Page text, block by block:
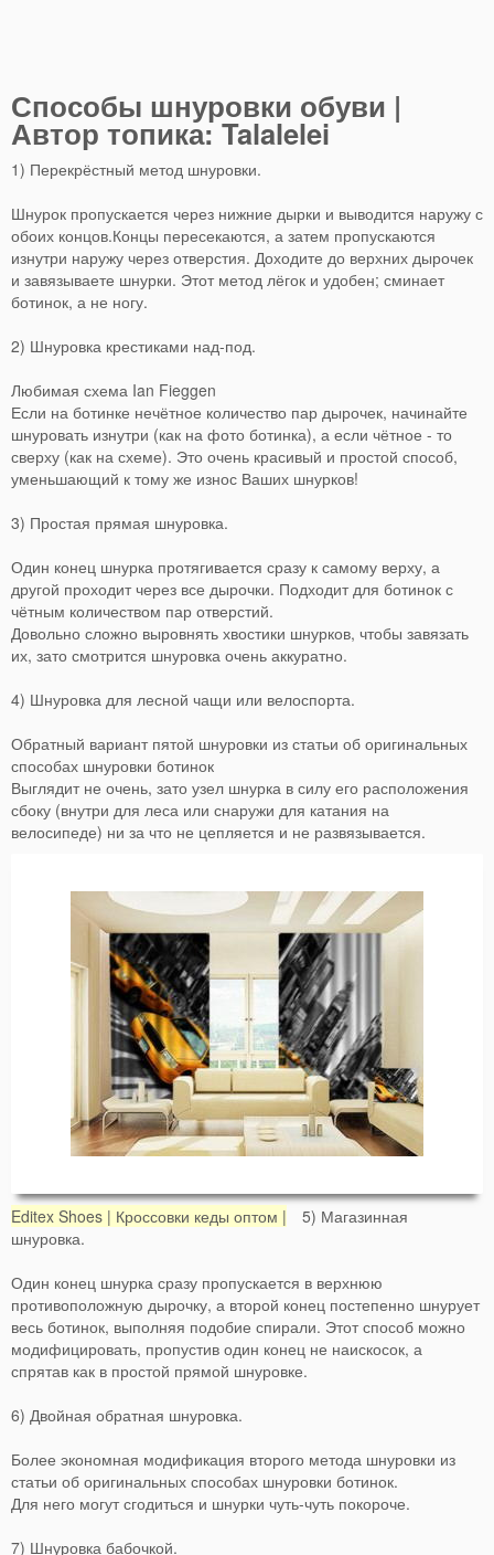
Способы шнуровки обуви |
Автор топика: Talalelei
1) Перекрёстный метод шнуровки.
Шнурок пропускается через нижние дырки и выводится наружу с
обоих концов.Концы пересекаются, а затем пропускаются
изнутри наружу через отверстия. Доходите до верхних дырочек
и завязываете шнурки. Этот метод лёгок и удобен; сминает
ботинок, а не ногу.
2) Шнуровка крестиками над-под.
Любимая схема Ian Fieggen
Если на ботинке нечётное количество пар дырочек, начинайте
шнуровать изнутри (как на фото ботинка), а если чётное - то
сверху (как на схеме). Это очень красивый и простой способ,
уменьшающий к тому же износ Ваших шнурков!
3) Простая прямая шнуровка.
Один конец шнурка протягивается сразу к самому верху, а
другой проходит через все дырочки. Подходит для ботинок с
чётным количеством пар отверстий.
Довольно сложно выровнять хвостики шнурков, чтобы завязать
их, зато смотрится шнуровка очень аккуратно.
4) Шнуровка для лесной чащи или велоспорта.
Обратный вариант пятой шнуровки из статьи об оригинальных
способах шнуровки ботинок
Выглядит не очень, зато узел шнурка в силу его расположения
сбоку (внутри для леса или снаружи для катания на
велосипеде) ни за что не цепляется и не развязывается.
Editex Shoes | Кроссовки кеды оптом | 5) Магазинная
шнуровка.
Один конец шнурка сразу пропускается в верхнюю
противоположную дырочку, а второй конец постепенно шнурует
весь ботинок, выполняя подобие спирали. Этот способ можно
модифицировать, пропустив один конец не наискосок, а
спрятав как в простой прямой шнуровке.
6) Двойная обратная шнуровка.
Более экономная модификация второго метода шнуровки из
статьи об оригинальных способах шнуровки ботинок.
Для него могут сгодиться и шнурки чуть-чуть покороче.
7) Шнуровка бабочкой.